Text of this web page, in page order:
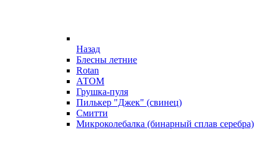
Назад
Блесны летние
Rotan
АТОМ
Грушка-пуля
Пилькер "Джек" (свинец)
Смитти
Микроколебалка (бинарный сплав серебра)